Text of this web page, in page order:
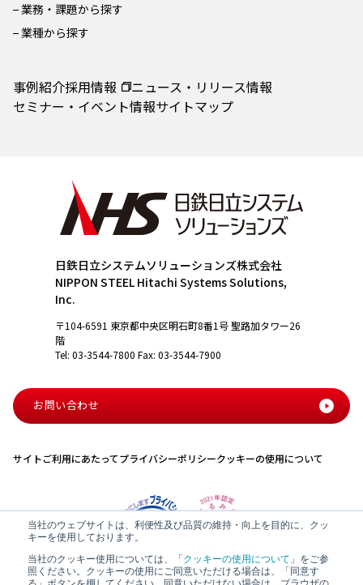
当社のウェブサイトは、利便性及び品質の維持・向上を目的に、クッ
キーを使用しております。
当社のクッキー使用については、「クッキーの使用について 」をご参
照ください。クッキーの使用にご同意いただける場合は、「同意す
る」ボタンを押してください。同意いただけない場合は、ブラウザの
業務・課題から探す
業種から探す
事例紹介採用情報
ニュース・リリース情報
セミナー・イベント情報サイトマップ
日鉄日立システムソリューションズ株式会社
NIPPON STEEL Hitachi Systems Solutions,
Inc.
〒104-6591 東京都中央区明石町8番1号 聖路加タワー26
階
Tel: 03-3544-7800 Fax: 03-3544-7900
お問い合わせ
サイトご利用にあたってプライバシーポリシークッキーの使用について